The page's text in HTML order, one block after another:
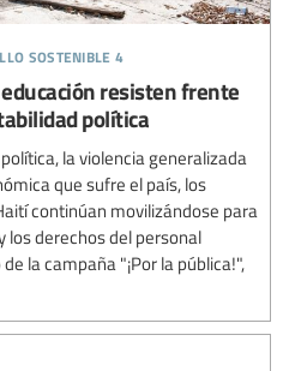
sostenible 4
resisten frente
política
la violencia generalizada
que sufre el país, los
continúan movilizándose para
los derechos del personal
la campaña "¡Por la pública!",